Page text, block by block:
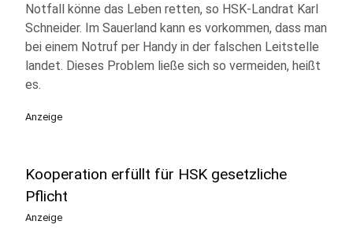
Notfall könne das Leben retten, so HSK-Landrat Karl
Schneider. Im Sauerland kann es vorkommen, dass man
bei einem Notruf per Handy in der falschen Leitstelle
landet. Dieses Problem ließe sich so vermeiden, heißt
es.
Anzeige
Kooperation erfüllt für HSK gesetzliche
Pflicht
Anzeige